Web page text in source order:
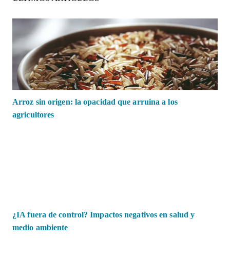
Arroz sin origen: la opacidad que arruina a los
agricultores
¿IA fuera de control? Impactos negativos en salud y
medio ambiente